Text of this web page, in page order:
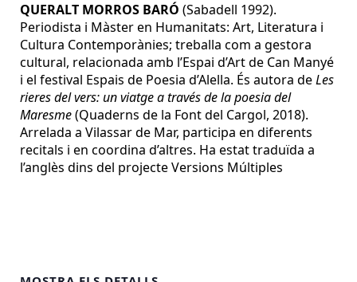
QUERALT MORROS BARÓ (Sabadell 1992).
Periodista i Màster en Humanitats: Art, Literatura i
Cultura Contemporànies; treballa com a gestora
cultural, relacionada amb l’Espai d’Art de Can Manyé
i el festival Espais de Poesia d’Alella. És autora deLes
rieres del vers: un viatge a través de la poesia del
Maresme(Quaderns de la Font del Cargol, 2018).
Arrelada a Vilassar de Mar, participa en diferents
recitals i en coordina d’altres. Ha estat traduïda a
l’anglès dins del projecte Versions Múltiples